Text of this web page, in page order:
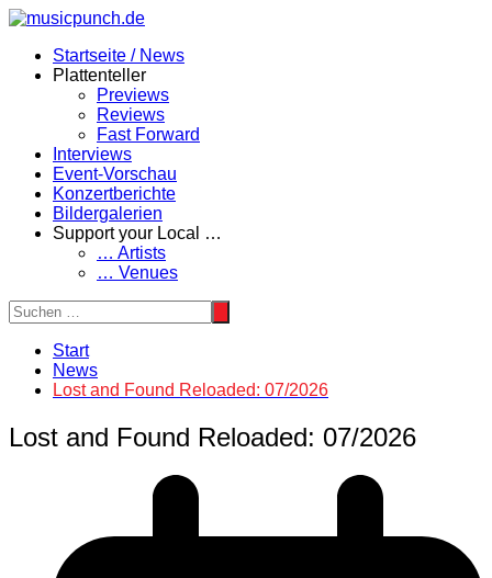
Zum
springenStartseite / News
Plattenteller
Previews
Reviews
Fast Forward
Interviews
Event-Vorschau
Konzertberichte
Bildergalerien
Support your Local …
… Artists
… Venues
Start
News
Lost and Found Reloaded: 07/2026
Lost and Found Reloaded: 07/2026